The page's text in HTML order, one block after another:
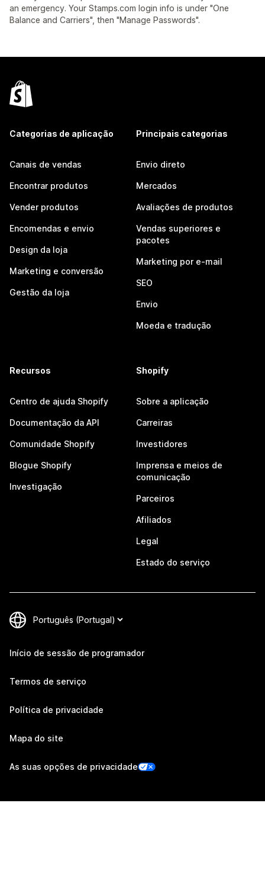
an emergency. Your Stamps.com login info is under "One
Balance and Carriers", then "Manage Passwords".
Categorias de aplicação
Canais de vendas
Encontrar produtos
Vender produtos
Encomendas e envio
Design da loja
Marketing e conversão
Gestão da loja
Principais categorias
Envio direto
Mercados
Avaliações de produtos
Vendas superiores e
pacotes
Marketing por e-mail
SEO
Envio
Moeda e tradução
Recursos
Centro de ajuda Shopify
Documentação da API
Comunidade Shopify
Blogue Shopify
Investigação
Shopify
Sobre a aplicação
Carreiras
Investidores
Imprensa e meios de
comunicação
Parceiros
Afiliados
Legal
Estado do serviço
Início de sessão de programador
Termos de serviço
Política de privacidade
Mapa do site
As suas opções de privacidade